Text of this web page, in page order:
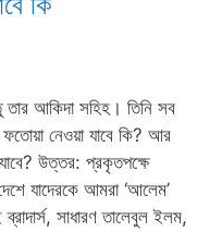
আকিদা সহিহ। তিনি সব
নেওয়া যাবে কি? আর
উত্তর: প্রকৃতপক্ষে
যাদেরকে আমরা ‘আলেম’
সাধারণ তালেবুল ইলম,